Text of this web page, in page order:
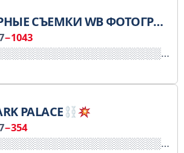
СЪЕМКИ WB ФОТОГРАФИИ
−1043
PALACE
−354